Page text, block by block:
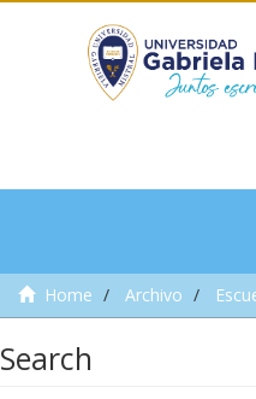
Home Archivo
Search